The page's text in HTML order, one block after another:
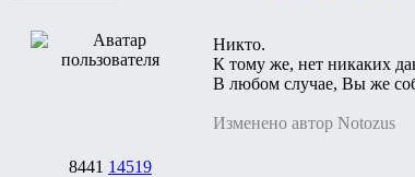
8441 14519
Никто.
К тому же, нет никаких
В любом случае, Вы же
Изменено автор Notozus